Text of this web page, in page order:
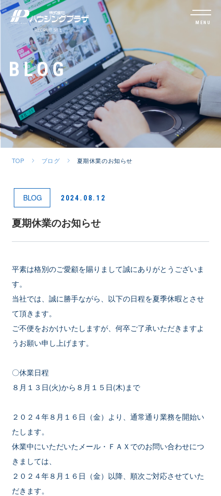
MENU
BLOG
TOP ブログ 夏期休業のお知らせ
BLOG 2024.08.12
夏期休業のお知らせ
平素は格別のご愛顧を賜りまして誠にありがとうございま
す。
当社では、誠に勝手ながら、以下の日程を夏季休暇とさせ
て頂きます。
ご不便をおかけいたしますが、何卒ご了承いただきますよ
うお願い申し上げます。
〇休業日程
８月１３日(火)から８月１５日(木)まで
２０２４年８月１６日（金）より、通常通り業務を開始い
たします。
休業中にいただいたメール・ＦＡＸでのお問い合わせにつ
きましては、
２０２４年８月１６日（金）以降、順次ご対応させていた
だきます。